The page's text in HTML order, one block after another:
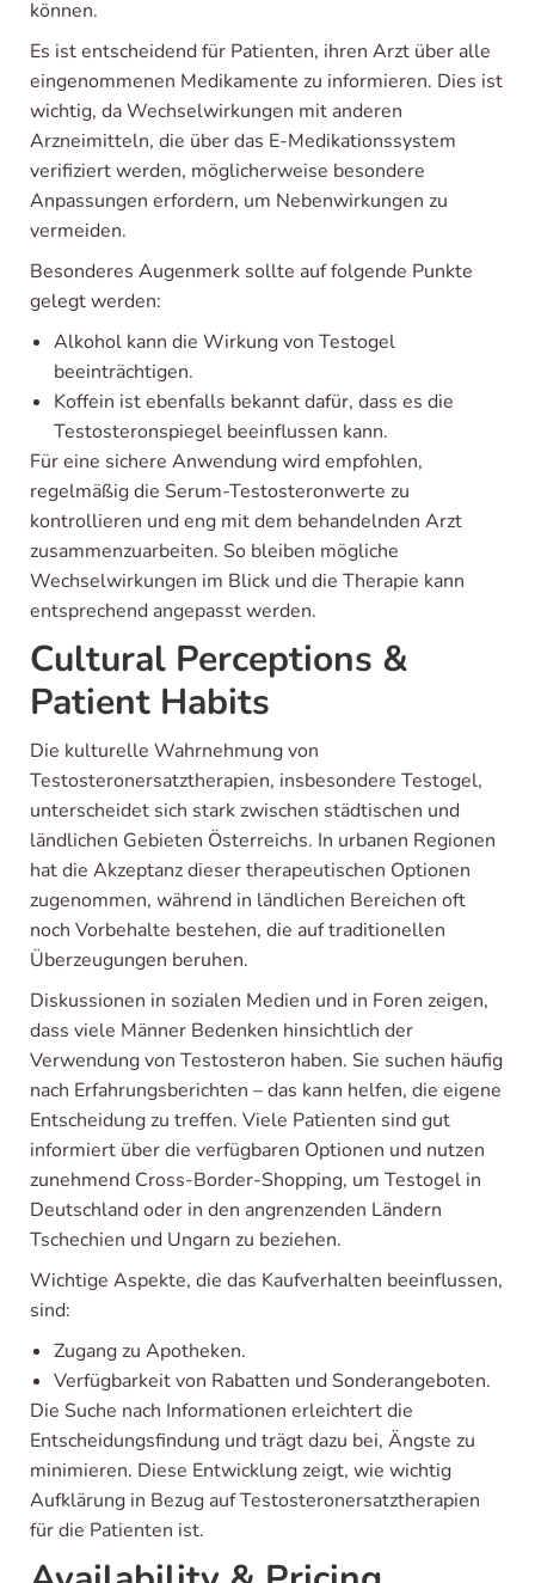
können.
Es ist entscheidend für Patienten, ihren Arzt über alle
eingenommenen Medikamente zu informieren. Dies ist
wichtig, da Wechselwirkungen mit anderen
Arzneimitteln, die über das E-Medikationssystem
verifiziert werden, möglicherweise besondere
Anpassungen erfordern, um Nebenwirkungen zu
vermeiden.
Besonderes Augenmerk sollte auf folgende Punkte
gelegt werden:
Alkohol kann die Wirkung von Testogel
beeinträchtigen.
Koffein ist ebenfalls bekannt dafür, dass es die
Testosteronspiegel beeinflussen kann.
Für eine sichere Anwendung wird empfohlen,
regelmäßig die Serum-Testosteronwerte zu
kontrollieren und eng mit dem behandelnden Arzt
zusammenzuarbeiten. So bleiben mögliche
Wechselwirkungen im Blick und die Therapie kann
entsprechend angepasst werden.
Cultural Perceptions &
Patient Habits
Die kulturelle Wahrnehmung von
Testosteronersatztherapien, insbesondere Testogel,
unterscheidet sich stark zwischen städtischen und
ländlichen Gebieten Österreichs. In urbanen Regionen
hat die Akzeptanz dieser therapeutischen Optionen
zugenommen, während in ländlichen Bereichen oft
noch Vorbehalte bestehen, die auf traditionellen
Überzeugungen beruhen.
Diskussionen in sozialen Medien und in Foren zeigen,
dass viele Männer Bedenken hinsichtlich der
Verwendung von Testosteron haben. Sie suchen häufig
nach Erfahrungsberichten – das kann helfen, die eigene
Entscheidung zu treffen. Viele Patienten sind gut
informiert über die verfügbaren Optionen und nutzen
zunehmend Cross-Border-Shopping, um Testogel in
Deutschland oder in den angrenzenden Ländern
Tschechien und Ungarn zu beziehen.
Wichtige Aspekte, die das Kaufverhalten beeinflussen,
sind:
Zugang zu Apotheken.
Verfügbarkeit von Rabatten und Sonderangeboten.
Die Suche nach Informationen erleichtert die
Entscheidungsfindung und trägt dazu bei, Ängste zu
minimieren. Diese Entwicklung zeigt, wie wichtig
Aufklärung in Bezug auf Testosteronersatztherapien
für die Patienten ist.